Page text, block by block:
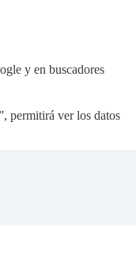
y en buscadores
permitirá ver los datos